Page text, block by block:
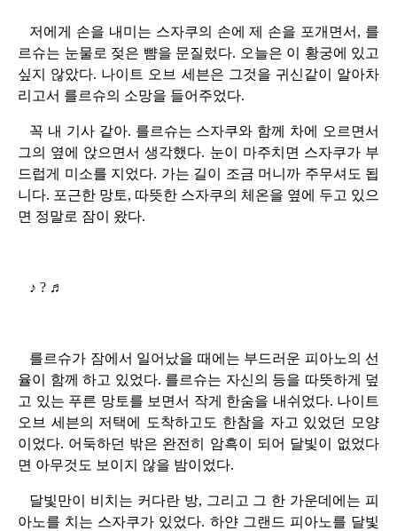
저에게 손을 내미는 스자쿠의 손에 제 손을 포개면서, 를
르슈는 눈물로 젖은 뺨을 문질렀다. 오늘은 이 황궁에 있고
싶지 않았다. 나이트 오브 세븐은 그것을 귀신같이 알아차
리고서 를르슈의 소망을 들어주었다.
꼭 내 기사 같아. 를르슈는 스자쿠와 함께 차에 오르면서
그의 옆에 앉으면서 생각했다. 눈이 마주치면 스자쿠가 부
드럽게 미소를 지었다. 가는 길이 조금 머니까 주무셔도 됩
니다. 포근한 망토, 따뜻한 스자쿠의 체온을 옆에 두고 있으
면 정말로 잠이 왔다.
♪ ? ♬
를르슈가 잠에서 일어났을 때에는 부드러운 피아노의 선
율이 함께 하고 있었다. 를르슈는 자신의 등을 따뜻하게 덮
고 있는 푸른 망토를 보면서 작게 한숨을 내쉬었다. 나이트
오브 세븐의 저택에 도착하고도 한참을 자고 있었던 모양
이었다. 어둑하던 밖은 완전히 암흑이 되어 달빛이 없었다
면 아무것도 보이지 않을 밤이었다.
달빛만이 비치는 커다란 방, 그리고 그 한 가운데에는 피
아노를 치는 스자쿠가 있었다. 하얀 그랜드 피아노를 달빛